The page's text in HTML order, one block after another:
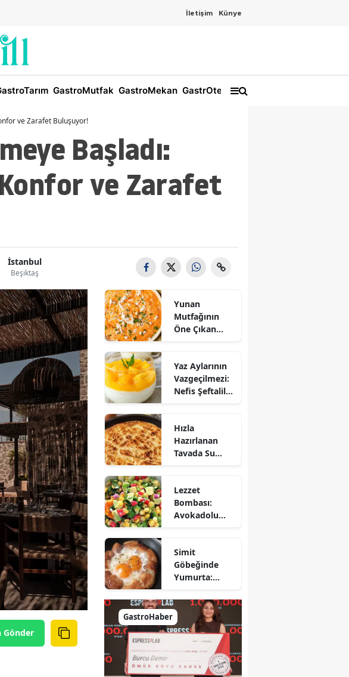
İletişim Künye
GastroMutfak GastroMekan GastrOtel
ve Zarafet Buluşuyor!
Başladı:
ve Zarafet
İstanbul
Beşiktaş
Gönder
Yunan
Mutfağının
Öne Çıkan
Nasıl Yapılır?
Yaz Aylarının
Vazgeçilmezi:
Nefis Şeftalili
Hızla
Hazırlanan
Tavada Su
Sofralarınıza
Lezzet Katın!
Lezzet
Bombası:
Avokadolu
Simit
Göbeğinde
Yumurta:
Farklı Bir
Kahvaltı
Seçeneği
GastroHaber